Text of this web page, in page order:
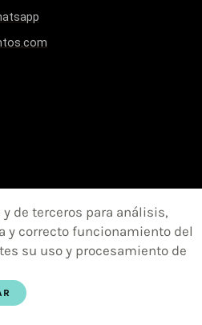
de terceros para análisis,
y correcto funcionamiento del
su uso y procesamiento de